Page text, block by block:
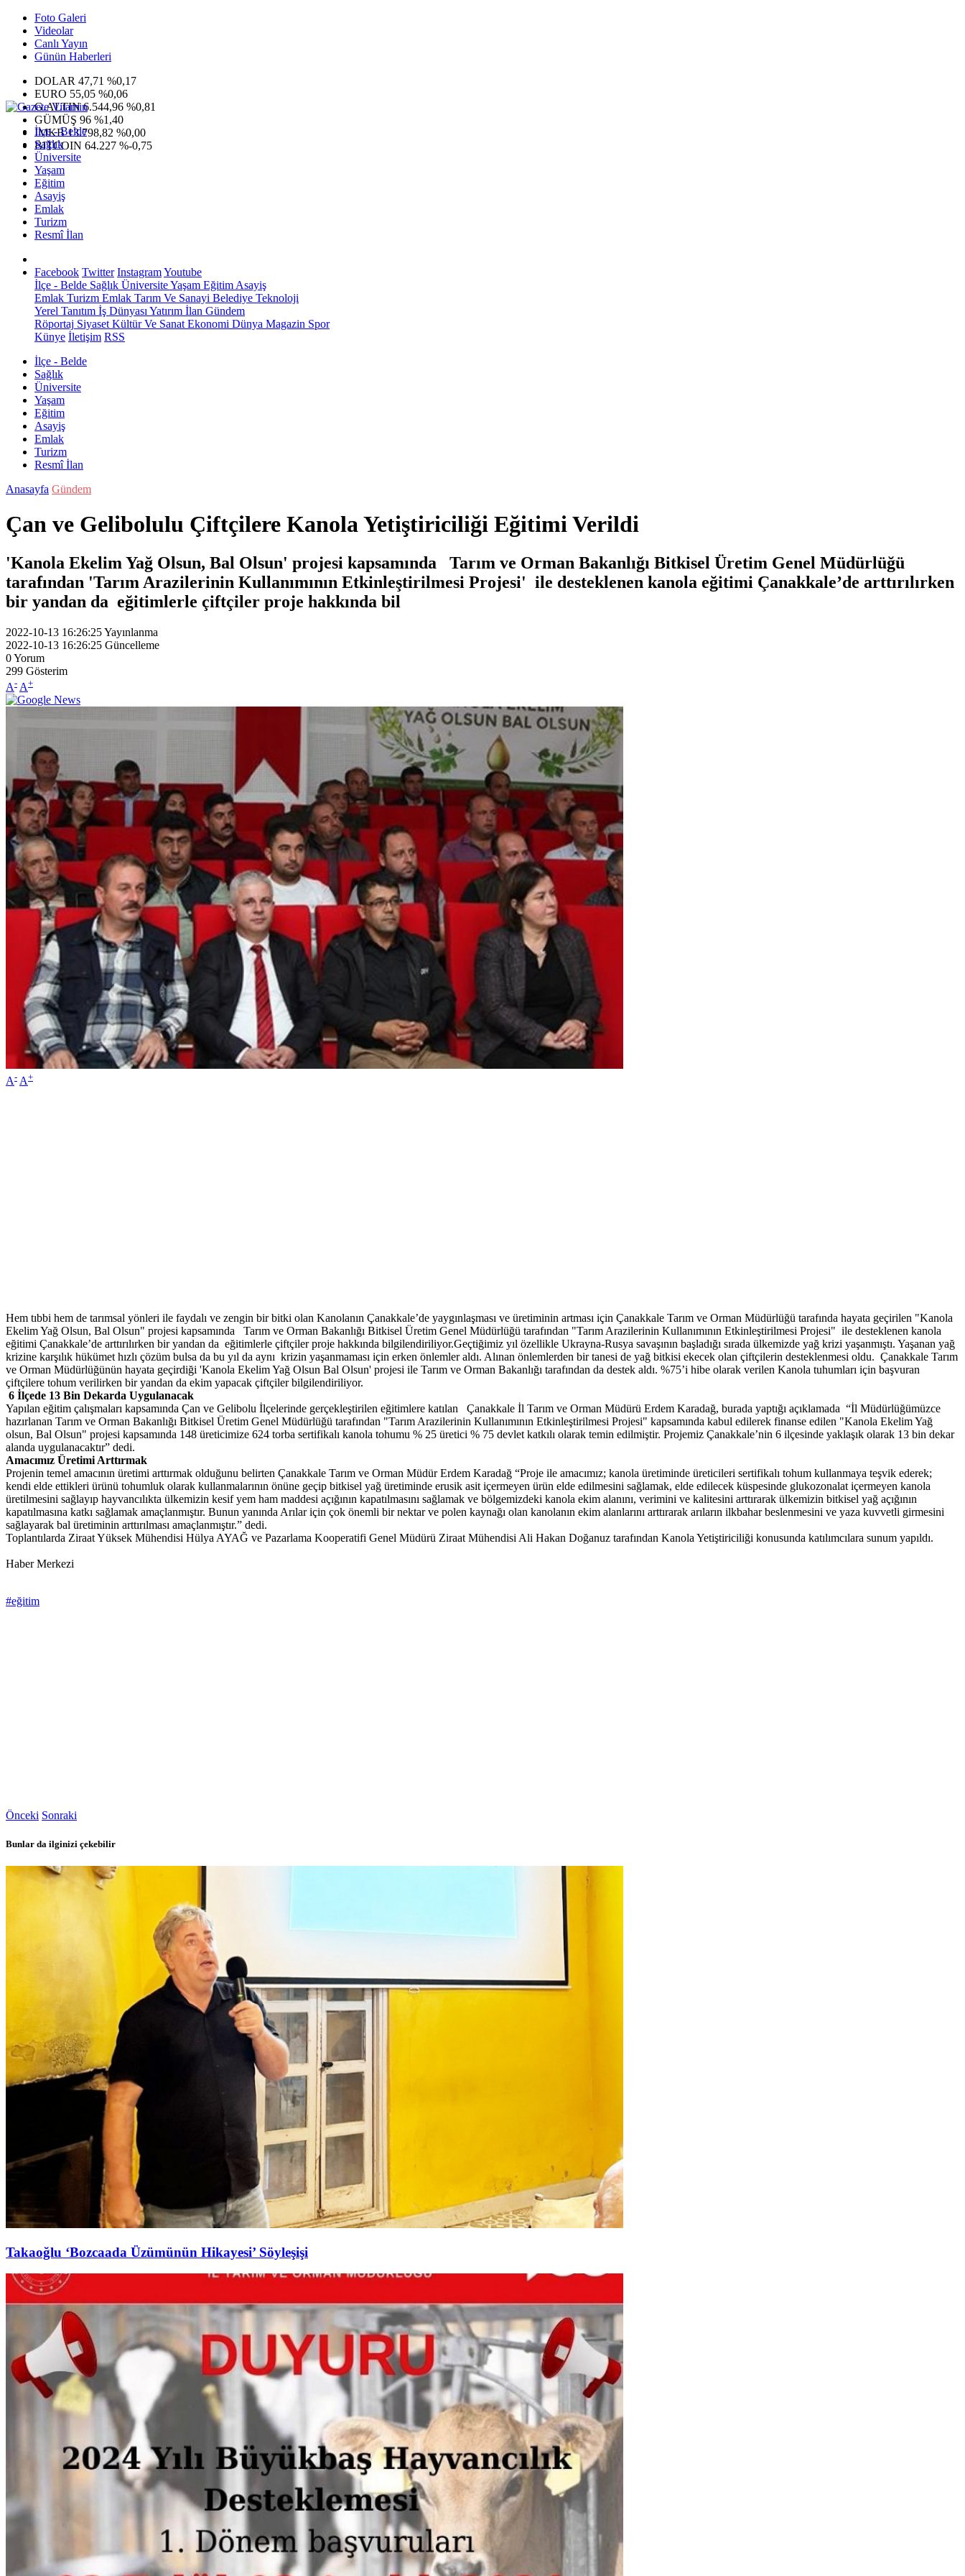
Foto Galeri
Videolar
Canlı Yayın
Günün Haberleri
DOLAR 47,71 %0,17
EURO 55,05 %0,06
G.ALTIN6.544,96 %0,81
GÜMÜŞ 96 %1,40
IMKB13.798,82 %0,00
BITCOIN 64.227 %-0,75
İlçe - Belde
Sağlık
Üniversite
Yaşam
Eğitim
Asayiş
Emlak
Turizm
Resmî İlan
Facebook Twitter InstagramYoutube
İlçe - Belde Sağlık ÜniversiteYaşam Eğitim Asayiş
Emlak Turizm Emlak Tarım Ve Sanayi Belediye Teknoloji
Yerel Tanıtım İş Dünyası Yatırım İlan Gündem
Röportaj Siyaset Kültür Ve Sanat Ekonomi Dünya Magazin Spor
Künye İletişim RSS
İlçe - Belde
Sağlık
Üniversite
Yaşam
Eğitim
Asayiş
Emlak
Turizm
Resmî İlan
Anasayfa Gündem
Çan ve Gelibolulu Çiftçilere Kanola Yetiştiriciliği Eğitimi Verildi
'Kanola Ekelim Yağ Olsun, Bal Olsun' projesi kapsamında Tarım ve Orman Bakanlığı Bitkisel Üretim Genel Müdürlüğü
tarafından 'Tarım Arazilerinin Kullanımının Etkinleştirilmesi Projesi' ile desteklenen kanola eğitimi Çanakkale’de arttırılırken
bir yandan da eğitimlerle çiftçiler proje hakkında bil
2022-10-13 16:26:25Yayınlanma
2022-10-13 16:26:25 Güncelleme
0Yorum
299 Gösterim
A- A+
A- A+
Hem tıbbi hem de tarımsal yönleri ile faydalı ve zengin bir bitki olan Kanolanın Çanakkale’de yaygınlaşması ve üretiminin artması için Çanakkale Tarım ve Orman Müdürlüğü tarafında hayata geçirilen "Kanola
Ekelim Yağ Olsun, Bal Olsun" projesi kapsamında Tarım ve Orman Bakanlığı Bitkisel Üretim Genel Müdürlüğü tarafından "Tarım Arazilerinin Kullanımının Etkinleştirilmesi Projesi" ile desteklenen kanola
eğitimi Çanakkale’de arttırılırken bir yandan da eğitimlerle çiftçiler proje hakkında bilgilendiriliyor.Geçtiğimiz yıl özellikle Ukrayna-Rusya savaşının başladığı sırada ülkemizde yağ krizi yaşanmıştı. Yaşanan yağ
krizine karşılık hükümet hızlı çözüm bulsa da bu yıl da aynı krizin yaşanmaması için erken önlemler aldı. Alınan önlemlerden bir tanesi de yağ bitkisi ekecek olan çiftçilerin desteklenmesi oldu. Çanakkale Tarım
ve Orman Müdürlüğünün hayata geçirdiği 'Kanola Ekelim Yağ Olsun Bal Olsun' projesi ile Tarım ve Orman Bakanlığı tarafından da destek aldı. %75’i hibe olarak verilen Kanola tuhumları için başvuran
çiftçilere tohum verilirken bir yandan da ekim yapacak çiftçiler bilgilendiriliyor.
6 İlçede 13 Bin Dekarda Uygulanacak
Yapılan eğitim çalışmaları kapsamında Çan ve Gelibolu İlçelerinde gerçekleştirilen eğitimlere katılan Çanakkale İl Tarım ve Orman Müdürü Erdem Karadağ, burada yaptığı açıklamada “İl Müdürlüğümüzce
hazırlanan Tarım ve Orman Bakanlığı Bitkisel Üretim Genel Müdürlüğü tarafından "Tarım Arazilerinin Kullanımının Etkinleştirilmesi Projesi" kapsamında kabul edilerek finanse edilen "Kanola Ekelim Yağ
olsun, Bal Olsun" projesi kapsamında 148 üreticimize 624 torba sertifikalı kanola tohumu % 25 üretici % 75 devlet katkılı olarak temin edilmiştir. Projemiz Çanakkale’nin 6 ilçesinde yaklaşık olarak 13 bin dekar
alanda uygulanacaktır” dedi.
Amacımız Üretimi Arttırmak
Projenin temel amacının üretimi arttırmak olduğunu belirten Çanakkale Tarım ve Orman Müdür Erdem Karadağ “Proje ile amacımız; kanola üretiminde üreticileri sertifikalı tohum kullanmaya teşvik ederek;
kendi elde ettikleri ürünü tohumluk olarak kullanmalarının önüne geçip bitkisel yağ üretiminde erusik asit içermeyen ürün elde edilmesini sağlamak, elde edilecek küspesinde glukozonalat içermeyen kanola
üretilmesini sağlayıp hayvancılıkta ülkemizin kesif yem ham maddesi açığının kapatılmasını sağlamak ve bölgemizdeki kanola ekim alanını, verimini ve kalitesini arttırarak ülkemizin bitkisel yağ açığının
kapatılmasına katkı sağlamak amaçlanmıştır. Bunun yanında Arılar için çok önemli bir nektar ve polen kaynağı olan kanolanın ekim alanlarını arttırarak arıların ilkbahar beslenmesini ve yaza kuvvetli girmesini
sağlayarak bal üretiminin arttırılması amaçlanmıştır.” dedi.
Toplantılarda Ziraat Yüksek Mühendisi Hülya AYAĞ ve Pazarlama Kooperatifi Genel Müdürü Ziraat Mühendisi Ali Hakan Doğanuz tarafından Kanola Yetiştiriciliği konusunda katılımcılara sunum yapıldı.
Haber Merkezi
#eğitim
Önceki Sonraki
Bunlar da ilginizi çekebilir
Takaoğlu ‘Bozcaada Üzümünün Hikayesi’ Söyleşişi